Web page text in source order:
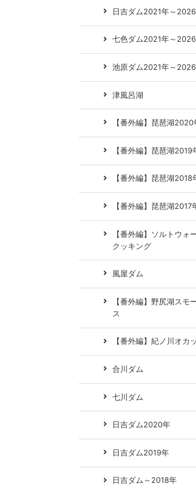
日吉ダム2021年～
七色ダム2021年～
池原ダム2021年～
津風呂湖
【番外編】琵琶湖2020
【番外編】琵琶湖2019
【番外編】琵琶湖2018
【番外編】琵琶湖2017
【番外編】ソルトウォ
クッキング
風屋ダム
【番外編】野尻湖スモ
ス
【番外編】紀ノ川オカ
合川ダム
七川ダム
日吉ダム2020年
日吉ダム2019年
日吉ダム～2018年